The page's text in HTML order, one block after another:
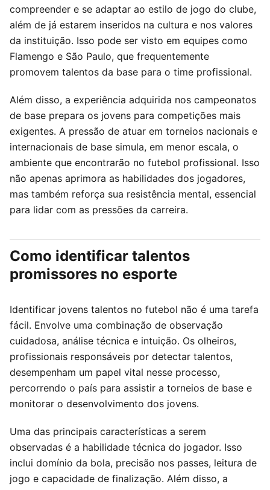
compreender e se adaptar ao estilo de jogo do clube,
além de já estarem inseridos na cultura e nos valores
da instituição. Isso pode ser visto em equipes como
Flamengo e São Paulo, que frequentemente
promovem talentos da base para o time profissional.
Além disso, a experiência adquirida nos campeonatos
de base prepara os jovens para competições mais
exigentes. A pressão de atuar em torneios nacionais e
internacionais de base simula, em menor escala, o
ambiente que encontrarão no futebol profissional. Isso
não apenas aprimora as habilidades dos jogadores,
mas também reforça sua resistência mental, essencial
para lidar com as pressões da carreira.
Como identificar talentos
promissores no esporte
Identificar jovens talentos no futebol não é uma tarefa
fácil. Envolve uma combinação de observação
cuidadosa, análise técnica e intuição. Os olheiros,
profissionais responsáveis por detectar talentos,
desempenham um papel vital nesse processo,
percorrendo o país para assistir a torneios de base e
monitorar o desenvolvimento dos jovens.
Uma das principais características a serem
observadas é a habilidade técnica do jogador. Isso
inclui domínio da bola, precisão nos passes, leitura de
jogo e capacidade de finalização. Além disso, a